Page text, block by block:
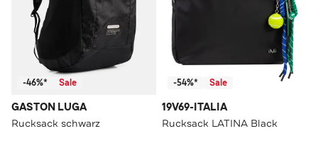
-46%* Sale
GASTON LUGA
Rucksack schwarz
-54%* Sale
19V69-ITALIA
Rucksack LATINA Black